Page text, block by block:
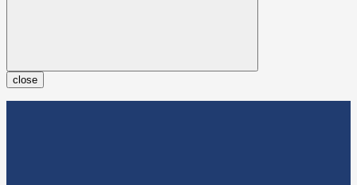
close